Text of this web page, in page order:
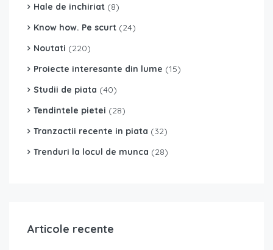
Hale de inchiriat (8)
Know how. Pe scurt (24)
Noutati (220)
Proiecte interesante din lume (15)
Studii de piata (40)
Tendintele pietei (28)
Tranzactii recente in piata (32)
Trenduri la locul de munca (28)
Articole recente